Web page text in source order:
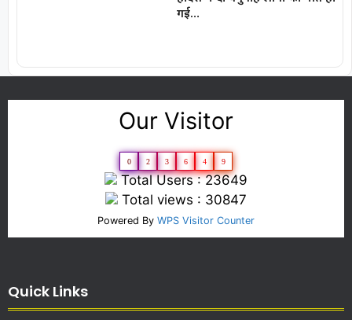
गई…
Our Visitor
0 2 3 6 4 9
Total Users : 23649
Total views : 30847
Powered By WPS Visitor Counter
Quick Links